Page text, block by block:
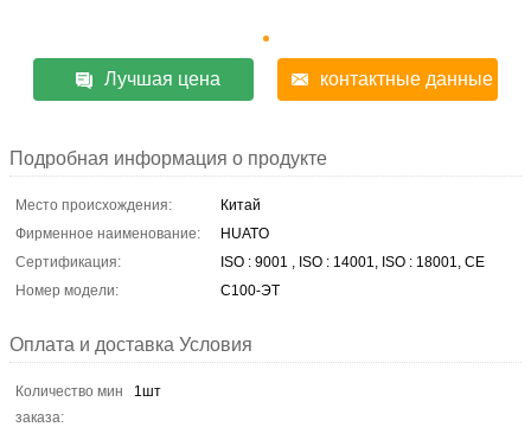
Лучшая цена контактные данные
Подробная информация о продукте
Место происхождения:
Китай
Фирменное наименование:
HUATO
Сертификация:
ISO : 9001 , ISO : 14001, ISO : 18001, CE
Номер модели:
С100-ЭТ
Оплата и доставка Условия
Количество мин
заказа:
1шт